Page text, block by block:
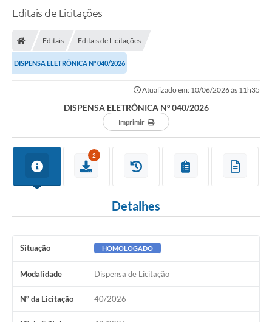
Imprensa Oficial
Serviços ao Contribuinte
PAT
Meu Primeiro Trabalho
Dados Epidemiológicos HIV em Sertãozinho
Editais de Licitações
Editais Editais de Licitações
DISPENSA ELETRÔNICA Nº 040/2026
Atualizado em: 10/06/2026 às 11h35
DISPENSA ELETRÔNICA Nº 040/2026
Imprimir
2
Detalhes
Situação HOMOLOGADO
Modalidade Dispensa de Licitação
Nº da Licitação 40/2026